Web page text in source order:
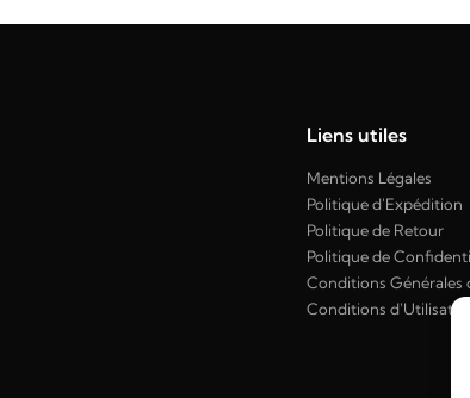
Liens utiles
Mentions Légales
Politique d'Expédition
Politique de Retour
Politique de
Conditions Générales
Conditions d'Utilisation